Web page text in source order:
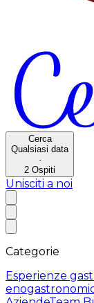
Cerca
Qualsiasi data
·
2 Ospiti
Unisciti a noi
Categorie
Esperienze